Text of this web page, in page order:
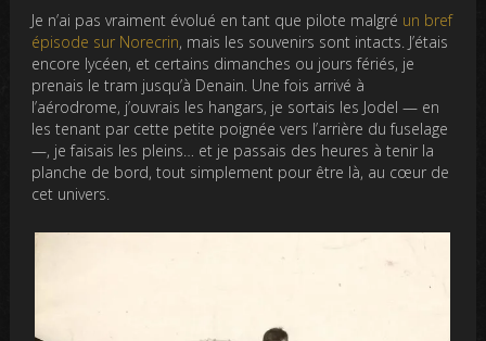
Je n’ai pas vraiment évolué en tant que pilote malgré un bref
épisode sur Norecrin, mais les souvenirs sont intacts. J’étais
encore lycéen, et certains dimanches ou jours fériés, je
prenais le tram jusqu’à Denain. Une fois arrivé à
l’aérodrome, j’ouvrais les hangars, je sortais les Jodel — en
les tenant par cette petite poignée vers l’arrière du fuselage
—, je faisais les pleins… et je passais des heures à tenir la
planche de bord, tout simplement pour être là, au cœur de
cet univers.